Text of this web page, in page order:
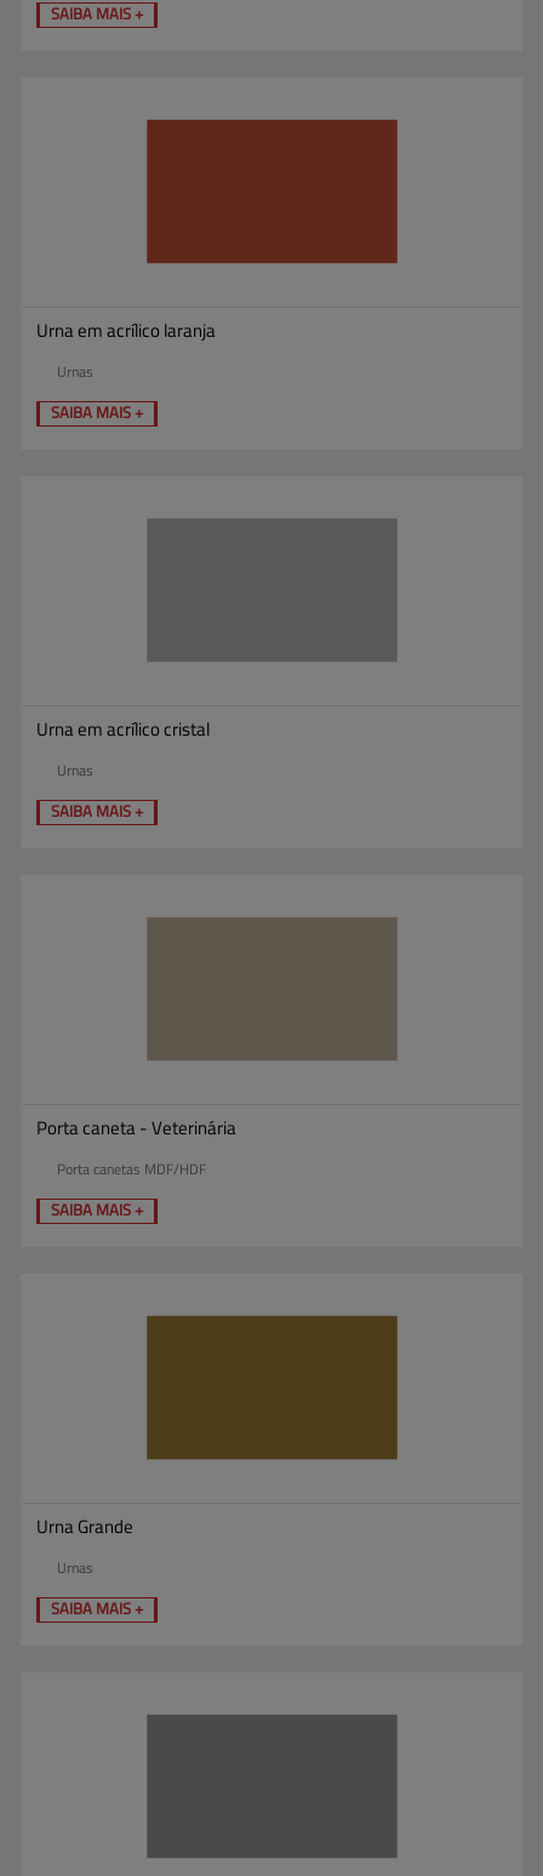
SAIBA MAIS +
Urna em acrílico laranja
Urnas
SAIBA MAIS +
Urna em acrílico cristal
Urnas
SAIBA MAIS +
Porta caneta - Veterinária
Porta canetas MDF/HDF
SAIBA MAIS +
Urna Grande
Urnas
SAIBA MAIS +